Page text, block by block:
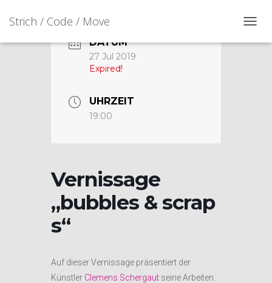
Strich / Code / Move
A
DATUM
27 Jul 2019
Expired!
UHRZEIT
19:00
Vernissage
„bubbles & scrap
s“
Auf dieser Vernissage präsentiert der
Künstler Clemens Schergaut seine Arbeiten.